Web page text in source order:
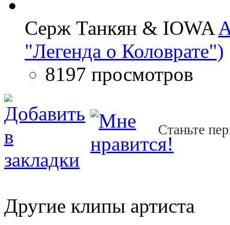
Серж Танкян & IOWA
"Легенда о Коловрате")
8197 просмотров
Станьте
Другие клипы артиста